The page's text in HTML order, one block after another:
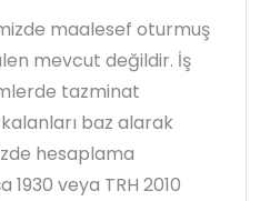
maalesef oturmuş
mevcut değildir. İş
tazminat
baz alarak
hesaplama
veya TRH 2010